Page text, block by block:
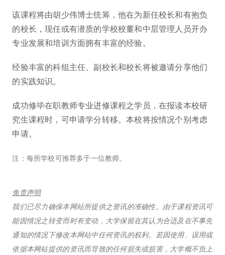
该课程将由胡少伟博士统筹，他在为新任校长和有抱负
的校长，现任或有潜质的学校校董和中层管理人员开办
专业发展和培训方面拥有丰富的经验。
经验丰富的科组主任、副校长和校长将被邀请分享他们
的实践知识。
成功修毕在职教师专业进修课程之学员，在报读本校研
究生课程时，可申请学分转移。本校将按情况个别考虑
申请。
注：每所学校可推荐多于一位教师。
免责声明
我们已尽力确保本网站所提供之资讯的准确性。由于课程资讯可
能因情况之转变而时有变动，大学保留在其认为合适及在不事先
通知的情况下修改本网站中任何资讯的权利。若因使用、误用或
依据本网站提供的资讯而导致的任何损失或损害，大学概不负上